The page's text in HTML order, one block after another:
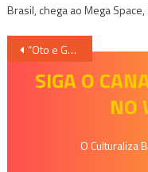
Brasil, chega ao Mega
Navegação
“Oto e Gaio no fundo da imaginação”, no Shopping Del Rey
SIGA O
NO
O Culturaliza